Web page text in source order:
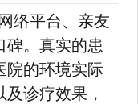
络平台、亲友
碑。真实的患
院的环境实际
诊疗效果，